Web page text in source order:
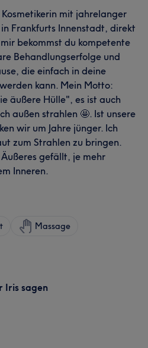
mit jahrelanger
Frankfurts Innenstadt, direkt
bekommst du kompetente
Behandlungserfolge und
die einfach in deine
kann. Mein Motto:
äußere Hülle", es ist auch
außen strahlen 🤩. Ist unsere
wir um Jahre jünger. Ich
zum Strahlen zu bringen.
Äußeres gefällt, je mehr
Inneren.
Massage
Iris sagen